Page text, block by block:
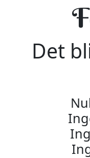
Det